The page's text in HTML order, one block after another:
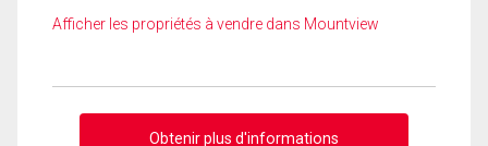
Afficher les propriétés à vendre dans Mountview
Obtenir plus d'informations